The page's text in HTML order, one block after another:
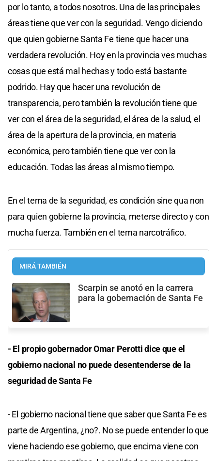
por lo tanto, a todos nosotros. Una de las principales
áreas tiene que ver con la seguridad. Vengo diciendo
que quien gobierne Santa Fe tiene que hacer una
verdadera revolución. Hoy en la provincia ves muchas
cosas que está mal hechas y todo está bastante
podrido. Hay que hacer una revolución de
transparencia, pero también la revolución tiene que
ver con el área de la seguridad, el área de la salud, el
área de la apertura de la provincia, en materia
económica, pero también tiene que ver con la
educación. Todas las áreas al mismo tiempo.
En el tema de la seguridad, es condición sine qua non
para quien gobierne la provincia, meterse directo y con
mucha fuerza. También en el tema narcotráfico.
MIRÁ TAMBIÉN
Scarpin se anotó en la carrera
para la gobernación de Santa Fe
- El propio gobernador Omar Perotti dice que el
gobierno nacional no puede desentenderse de la
seguridad de Santa Fe
- El gobierno nacional tiene que saber que Santa Fe es
parte de Argentina, ¿no?. No se puede entender lo que
viene haciendo ese gobierno, que encima viene con